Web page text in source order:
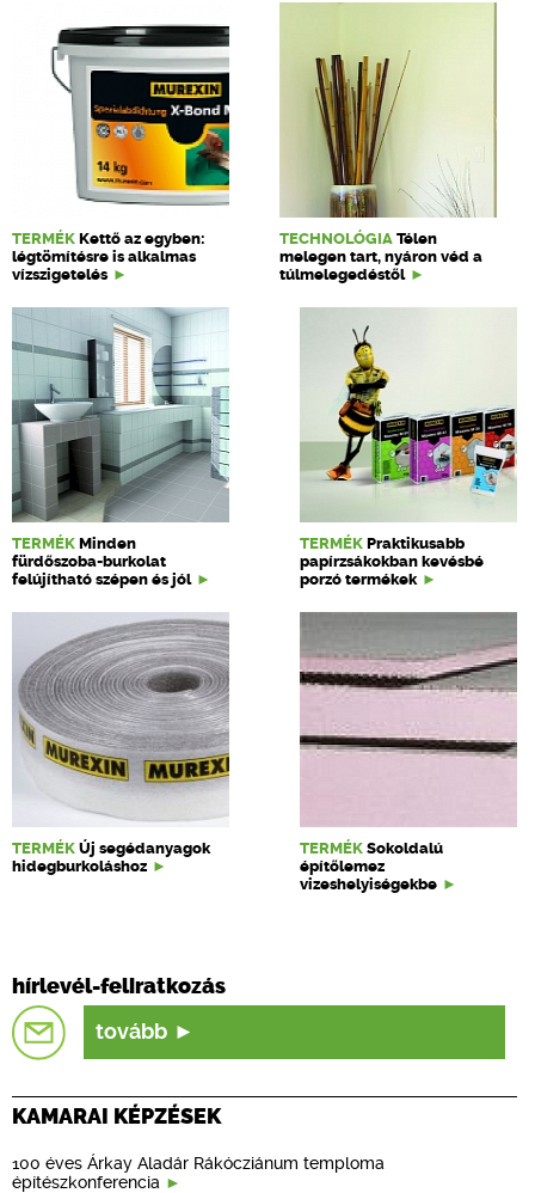
TERMÉK Kettő az egyben:
légtömítésre is alkalmas
vízszigetelés
TECHNOLÓGIA Télen
melegen tart, nyáron véd a
túlmelegedéstől
TERMÉK Minden
fürdőszoba-burkolat
felújítható szépen és jól
TERMÉK Praktikusabb
papírzsákokban kevésbé
porzó termékek
TERMÉK Új segédanyagok
hidegburkoláshoz
TERMÉK Sokoldalú
építőlemez
vizeshelyiségekbe
hírlevél-feliratkozás
tovább
KAMARAI KÉPZÉSEK
100 éves Árkay Aladár Rákócziánum temploma
építészkonferencia